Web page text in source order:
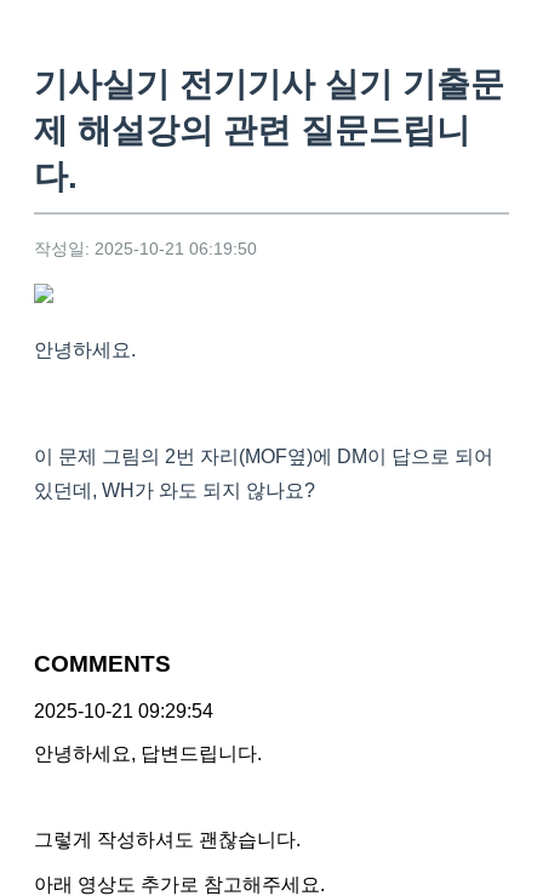
기사실기 전기기사 실기 기출문
제 해설강의 관련 질문드립니
다.
작성일: 2025-10-21 06:19:50
안녕하세요.
이 문제 그림의 2번 자리(MOF옆)에 DM이 답으로 되어
있던데, WH가 와도 되지 않나요?
COMMENTS
2025-10-21 09:29:54
안녕하세요, 답변드립니다.
그렇게 작성하셔도 괜찮습니다.
아래 영상도 추가로 참고해주세요.